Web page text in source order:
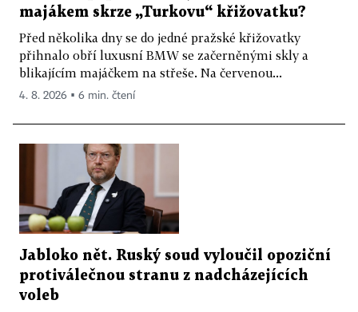
majákem skrze „Turkovu“ křižovatku?
Před několika dny se do jedné pražské křižovatky
přihnalo obří luxusní BMW se začerněnými skly a
blikajícím majáčkem na střeše. Na červenou...
4. 8. 2026 ▪ 6 min. čtení
Jabloko nět. Ruský soud vyloučil opoziční
protiválečnou stranu z nadcházejících
voleb